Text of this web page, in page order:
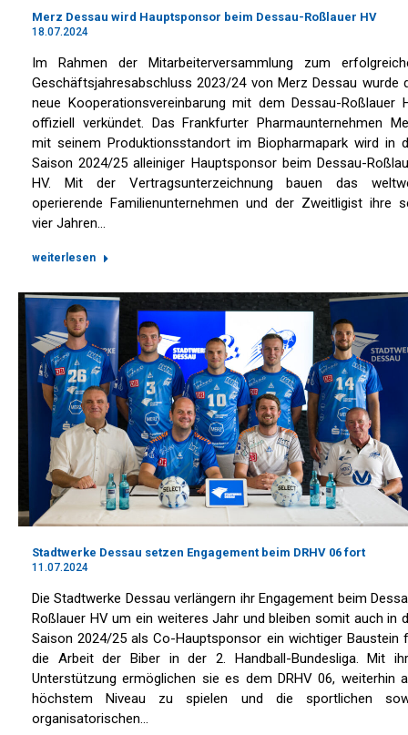
Merz Dessau wird Hauptsponsor beim Dessau-Roßlauer HV
18.07.2024
Im Rahmen der Mitarbeiterversammlung zum
Geschäftsjahresabschluss 2023/24 von Merz Dessau wurde
neue Kooperationsvereinbarung mit dem Dessau-Roßlauer
offiziell verkündet. Das Frankfurter Pharmaunternehmen
mit seinem Produktionsstandort im Biopharmapark wird in
Saison 2024/25 alleiniger Hauptsponsor beim Dessau-
HV. Mit der Vertragsunterzeichnung bauen das
operierende Familienunternehmen und der Zweitligist ihre
vier Jahren…
weiterlesen
Stadtwerke Dessau setzen Engagement beim DRHV 06 fort
11.07.2024
Die Stadtwerke Dessau verlängern ihr Engagement beim
Roßlauer HV um ein weiteres Jahr und bleiben somit auch in
Saison 2024/25 als Co-Hauptsponsor ein wichtiger Baustein
die Arbeit der Biber in der 2. Handball-Bundesliga. Mit
Unterstützung ermöglichen sie es dem DRHV 06, weiterhin
höchstem Niveau zu spielen und die sportlichen
organisatorischen…